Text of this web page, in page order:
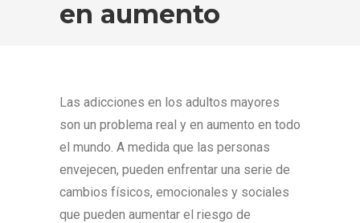
en aumento
Las adicciones en los adultos mayores
son un problema real y en aumento en todo
el mundo. A medida que las personas
envejecen, pueden enfrentar una serie de
cambios físicos, emocionales y sociales
que pueden aumentar el riesgo de